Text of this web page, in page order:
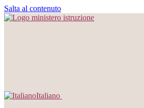
Salta al contenuto
Italiano